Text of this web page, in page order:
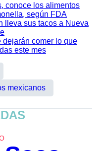
conoce los alimentos
según FDA
lleva sus tacos a Nueva
dejarán comer lo que
este mes
mexicanos